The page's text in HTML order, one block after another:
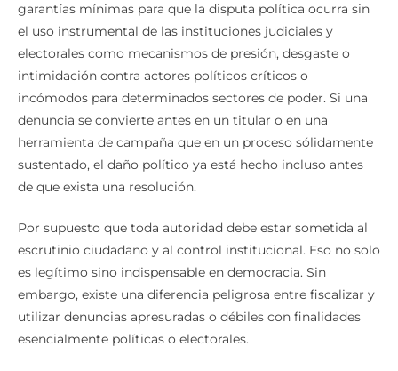
garantías mínimas para que la disputa política ocurra sin
el uso instrumental de las instituciones judiciales y
electorales como mecanismos de presión, desgaste o
intimidación contra actores políticos críticos o
incómodos para determinados sectores de poder. Si una
denuncia se convierte antes en un titular o en una
herramienta de campaña que en un proceso sólidamente
sustentado, el daño político ya está hecho incluso antes
de que exista una resolución.
Por supuesto que toda autoridad debe estar sometida al
escrutinio ciudadano y al control institucional. Eso no solo
es legítimo sino indispensable en democracia. Sin
embargo, existe una diferencia peligrosa entre fiscalizar y
utilizar denuncias apresuradas o débiles con finalidades
esencialmente políticas o electorales.